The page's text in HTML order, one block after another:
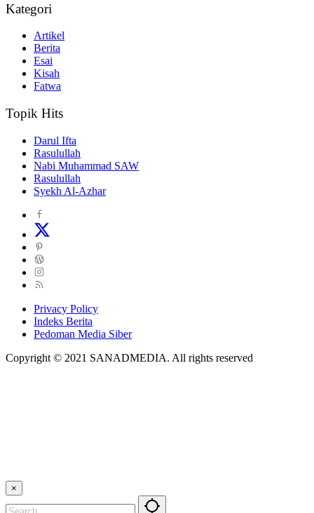
Kategori
Artikel
Berita
Esai
Kisah
Fatwa
Topik Hits
Darul Ifta
Rasulullah
Nabi Muhammad SAW
Rasulullah
Syekh Al-Azhar
Privacy Policy
Indeks Berita
Pedoman Media Siber
Copyright © 2021 SANADMEDIA. All rights reserved
×